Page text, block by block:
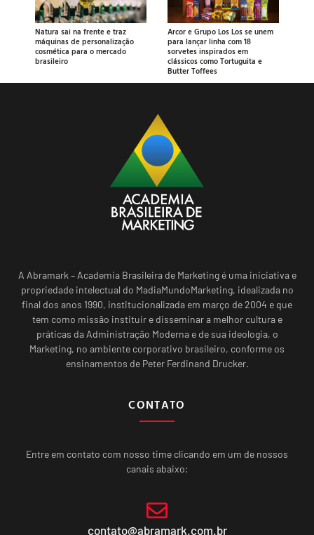
Natura sai na frente e traz
máquinas de personalização
cosmética para o mercado
brasileiro
Arcor e Grupo Los Los se unem
para lançar linha com 18
sorvetes inspirados em
clássicos como Tortuguita e
Butter Toffees
A Abramark – Academia Brasileira de Marketing é uma iniciativa e
propriedade intelectual do MadiaMundoMarketing, idealizada no
final dos anos 1990, institucionalizada em março de 2004 e que
tem como missão instituir e disseminar a melhor cultura e
práticas da Administração Moderna e de sua ideologia, o
Marketing, no ambiente corporativo brasileiro, conforme os
ensinamentos de Peter Ferdinand Drucker.
CONTATO
Entre em contato com nosso time clicando em um de nossos
canais abaixo:
contato@abramark.com.br